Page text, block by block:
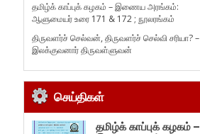
தமிழ்க் காப்புக் கழகம் – இணைய அரங்கம்:
ஆளுமையர் உரை 171 & 172 ; நூலரங்கம்
திருவளர்ச் செல்வன், திருவளர்ச் செல்வி சரியா? –
இலக்குவனார் திருவள்ளுவன்
செய்திகள்
தமிழ்க் காப்புக் கழகம் –